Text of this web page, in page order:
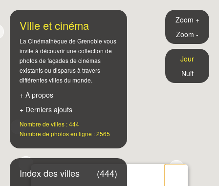
Ville et cinéma
La Cinémathèque de Grenoble vous
invite à découvrir une collection de
photos de façades de cinémas
existants ou disparus à travers
différentes villes du monde.
+ A propos
+ Derniers ajouts
Nombre de villes : 444
Nombre de photos en ligne : 2565
(444)
Index des villes
Zoom +
Zoom -
Jour
Nuit